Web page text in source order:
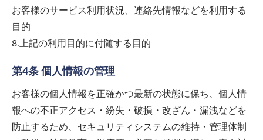
お客様のサービス利用状況、連絡先情報などを利用する
目的
8.上記の利用目的に付随する目的
第4条 個人情報の管理
お客様の個人情報を正確かつ最新の状態に保ち、個人情
報への不正アクセス・紛失・破損・改ざん・漏洩などを
防止するため、セキュリティシステムの維持・管理体制